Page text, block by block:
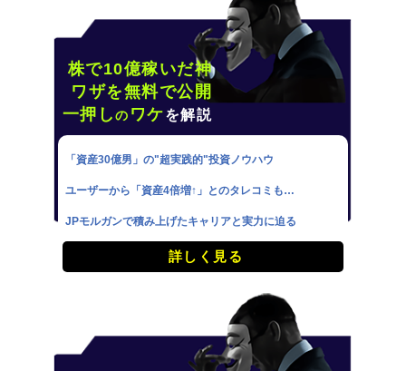
株で10億稼いだ神
ワザを無料で公開
一押しの ワケを解説
「資産30億男」の"超実践的"投資ノウハウ
ユーザーから「資産4倍増↑」とのタレコミも…
JPモルガンで積み上げたキャリアと実力に迫る
詳しく見る